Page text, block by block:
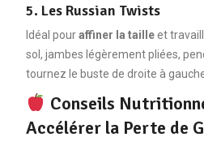
5. Les Russian Twists
Idéal pouraffiner la tailleet
sol, jambes légèrement pliées,
tournez le buste de droite à
Conseils
Accélérer la Perte de